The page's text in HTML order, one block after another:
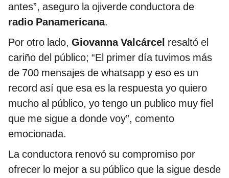
antes”, aseguro la ojiverde conductora de
radio Panamericana.
Por otro lado, Giovanna Valcárcel resaltó el
cariño del público; “El primer día tuvimos más
de 700 mensajes de whatsapp y eso es un
record así que esa es la respuesta yo quiero
mucho al público, yo tengo un publico muy fiel
que me sigue a donde voy”, comento
emocionada.
La conductora renovó su compromiso por
ofrecer lo mejor a su público que la sigue desde